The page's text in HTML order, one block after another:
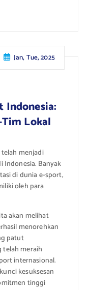
Jan, Tue, 2025
Indonesia:
Lokal
menjadi
Indonesia. Banyak
di dunia e-sport,
oleh para
akan melihat
menorehkan
patut
telah meraih
internasional.
kesuksesan
tinggi